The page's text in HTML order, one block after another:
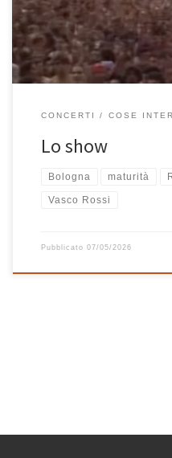
maturità scientifica, […]
CONCERTI COSE
Lo show
Bologna maturità
Vasco Rossi
Pubblicato 07/05/2026